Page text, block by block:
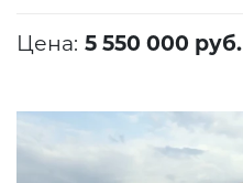
Цена: 5 550 000 руб.